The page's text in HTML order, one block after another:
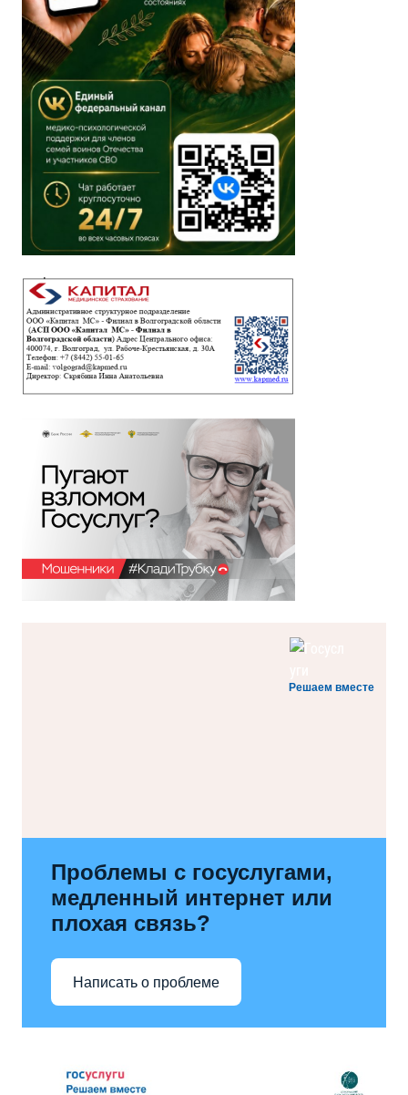
Решаем вместе
Проблемы с госуслугами,
медленный интернет или
плохая связь?
Написать о проблеме